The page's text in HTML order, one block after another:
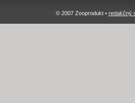
© 2007 Zooprodukt • redakčný